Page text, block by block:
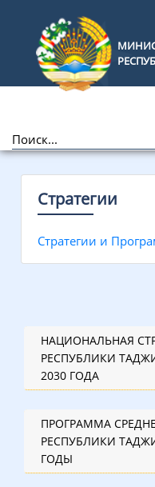
Стратегии
Стратегии и
НАЦИОНАЛЬНАЯ
РЕСПУБЛИКИ
2030 ГОДА
ПРОГРАММА
РЕСПУБЛИКИ
ГОДЫ